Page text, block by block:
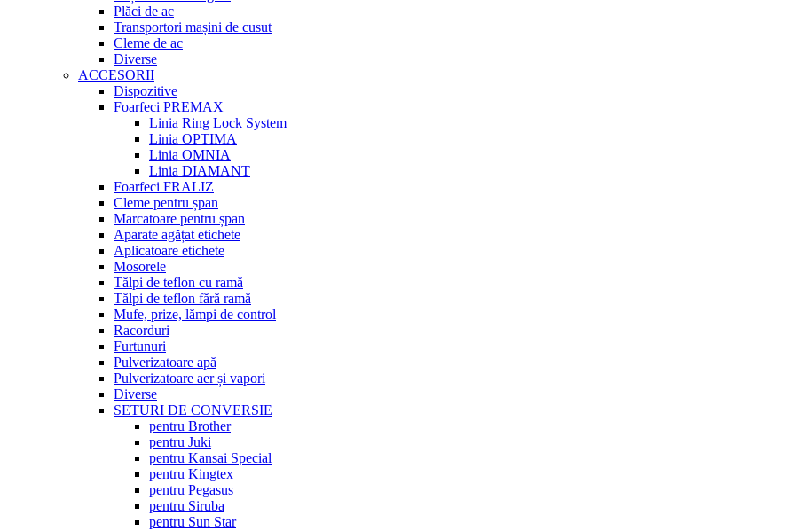
Plăci de ac
Transportori mașini de cusut
Cleme de ac
Diverse
ACCESORII
Dispozitive
Foarfeci PREMAX
Linia Ring Lock System
Linia OPTIMA
Linia OMNIA
Linia DIAMANT
Foarfeci FRALIZ
Cleme pentru șpan
Marcatoare pentru șpan
Aparate agățat etichete
Aplicatoare etichete
Mosorele
Tălpi de teflon cu ramă
Tălpi de teflon fără ramă
Mufe, prize, lămpi de control
Racorduri
Furtunuri
Pulverizatoare apă
Pulverizatoare aer și vapori
Diverse
SETURI DE CONVERSIE
pentru Brother
pentru Juki
pentru Kansai Special
pentru Kingtex
pentru Pegasus
pentru Siruba
pentru Sun Star